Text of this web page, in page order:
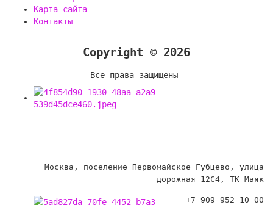
Карта сайта
Контакты
Copyright © 2026
Все права защищены
Москва, поселение Первомайское Губцево, улица
дорожная 12С4, ТК Маяк
+7 909 952 10 00